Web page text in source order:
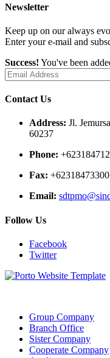
Newsletter
Keep up on our always
Enter your e-mail and
Success! You've been
Contact Us
Address: Jl.
60237
Phone:
Fax: +62318473300
Email:
Follow Us
Facebook
Twitter
Group Company
Branch Office
Sister Company
Cooperate Company